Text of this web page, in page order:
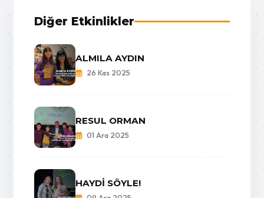
Diğer Etkinlikler
ALMILA AYDIN
26 Kas 2025
RESUL ORMAN
01 Ara 2025
HAYDİ SÖYLE!